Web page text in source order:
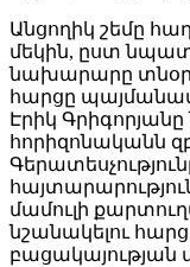
Անցողիկ շեմը
մեկին, ըստ
նախարարը
հարցը
Էրիկ
հորիզոնականն
մամուլի
նշանակելու
բացակայության